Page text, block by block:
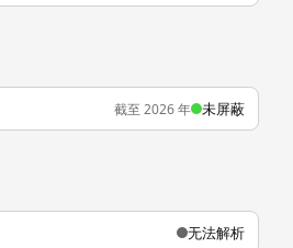
截至 2026 年 未屏蔽
无法解析